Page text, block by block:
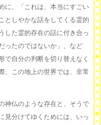
に、「これは、本当にすごい
としやかな話をしてくる霊的
した霊的存在の話に付き合っ
ったのではないか」、など
で自分の判断を切り替えなく
、この地上の世界では、非常
神仏のような存在と、そうで
見分けてゆくためには、いっ